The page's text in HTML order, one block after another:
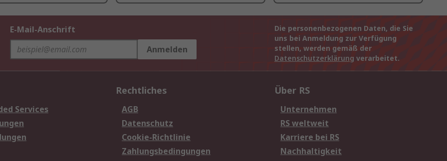
E-Mail-Anschrift
Anmelden
Die personenbezogenen Daten, die Sie
uns bei Anmeldung zur Verfügung
stellen, werden gemäß der
Datenschutzerklärung verarbeitet.
Services
Rechtliches
AGB
Datenschutz
Cookie-Richtlinie
Zahlungsbedingungen
Über RS
Unternehmen
RS weltweit
Karriere bei RS
Nachhaltigkeit